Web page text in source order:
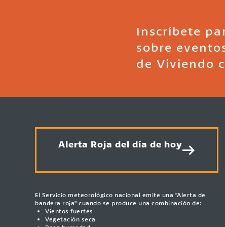
Inscríbete
sobre
de Viviendo
Alerta Roja del día de hoy
El Servicio meteorológico nacional emite una "Alerta de
bandera roja" cuando se produce una combinación de:
Vientos fuertes
Vegetación seca